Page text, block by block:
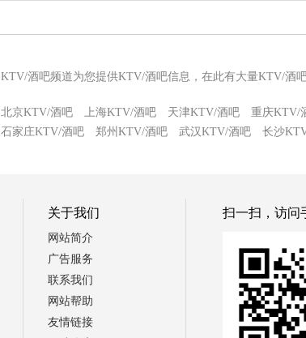
KTV/酒吧频道为您提供KTV/酒吧信息，在此有大量KTV/酒
北京KTV/酒吧 上海KTV/酒吧 天津KTV/酒吧 重庆KTV/
石家庄KTV/酒吧
郑州KTV/酒吧 武汉KTV/酒吧 长沙
关于我们
网站简介
广告服务
联系我们
网站帮助
友情链接
扫一扫，访问